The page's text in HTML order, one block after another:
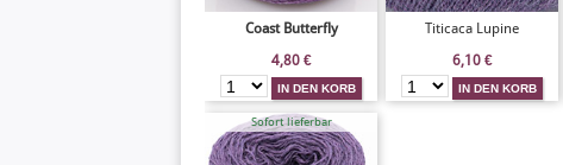
Coast Butterfly
4,80 €
Titicaca Lupine
6,10 €
Sofort lieferbar